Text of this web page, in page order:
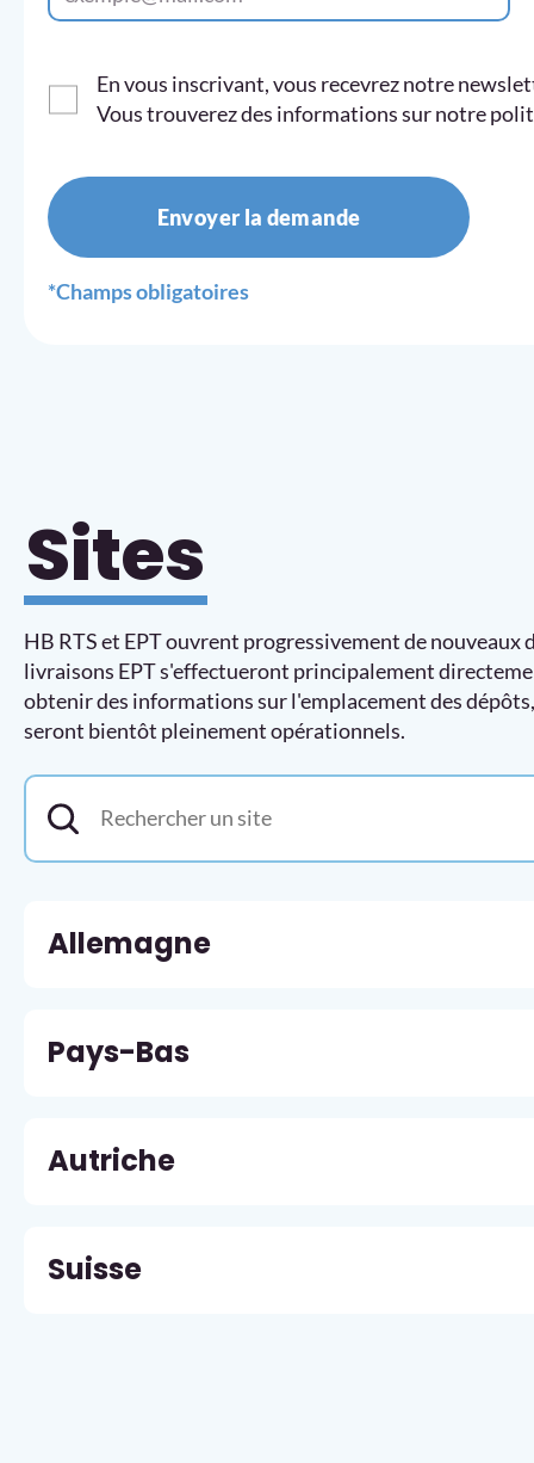
En vous inscrivant, vous recevrez notre
Vous trouverez des informations sur notre
Envoyer la demande
*Champs obligatoires
Sites
HB RTS et EPT ouvrent progressivement de
livraisons EPT s'effectueront principalement
obtenir des informations sur l'emplacement des
seront bientôt pleinement opérationnels.
Allemagne
Pays-Bas
Autriche
Suisse